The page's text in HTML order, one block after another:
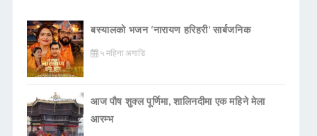
बस्यालको भजन ‘नारायण हरिहरी’ सार्बजनिक
५ महिना अगाडि
आज पौष शुक्ल पूर्णिमा, शालिनदीमा एक महिने मेला
आरम्भ